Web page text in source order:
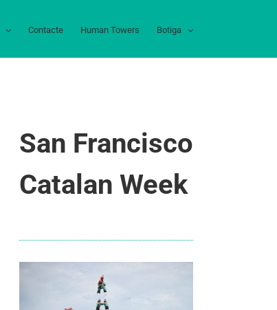
Contacte Human Towers Botiga
San Francisco
Catalan Week